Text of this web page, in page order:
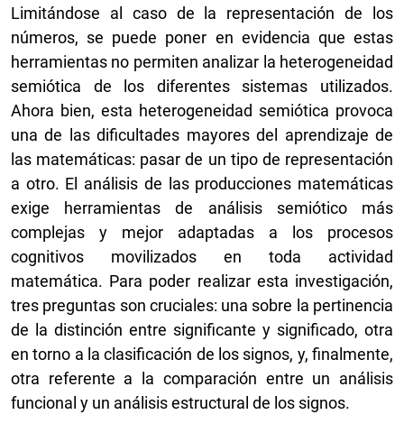
Limitándose al caso de la representación de los
números, se puede poner en evidencia que estas
herramientas no permiten analizar la heterogeneidad
semiótica de los diferentes sistemas utilizados.
Ahora bien, esta heterogeneidad semiótica provoca
una de las dificultades mayores del aprendizaje de
las matemáticas: pasar de un tipo de representación
a otro. El análisis de las producciones matemáticas
exige herramientas de análisis semiótico más
complejas y mejor adaptadas a los procesos
cognitivos movilizados en toda actividad
matemática. Para poder realizar esta investigación,
tres preguntas son cruciales: una sobre la pertinencia
de la distinción entre significante y significado, otra
en torno a la clasificación de los signos, y, finalmente,
otra referente a la comparación entre un análisis
funcional y un análisis estructural de los signos.